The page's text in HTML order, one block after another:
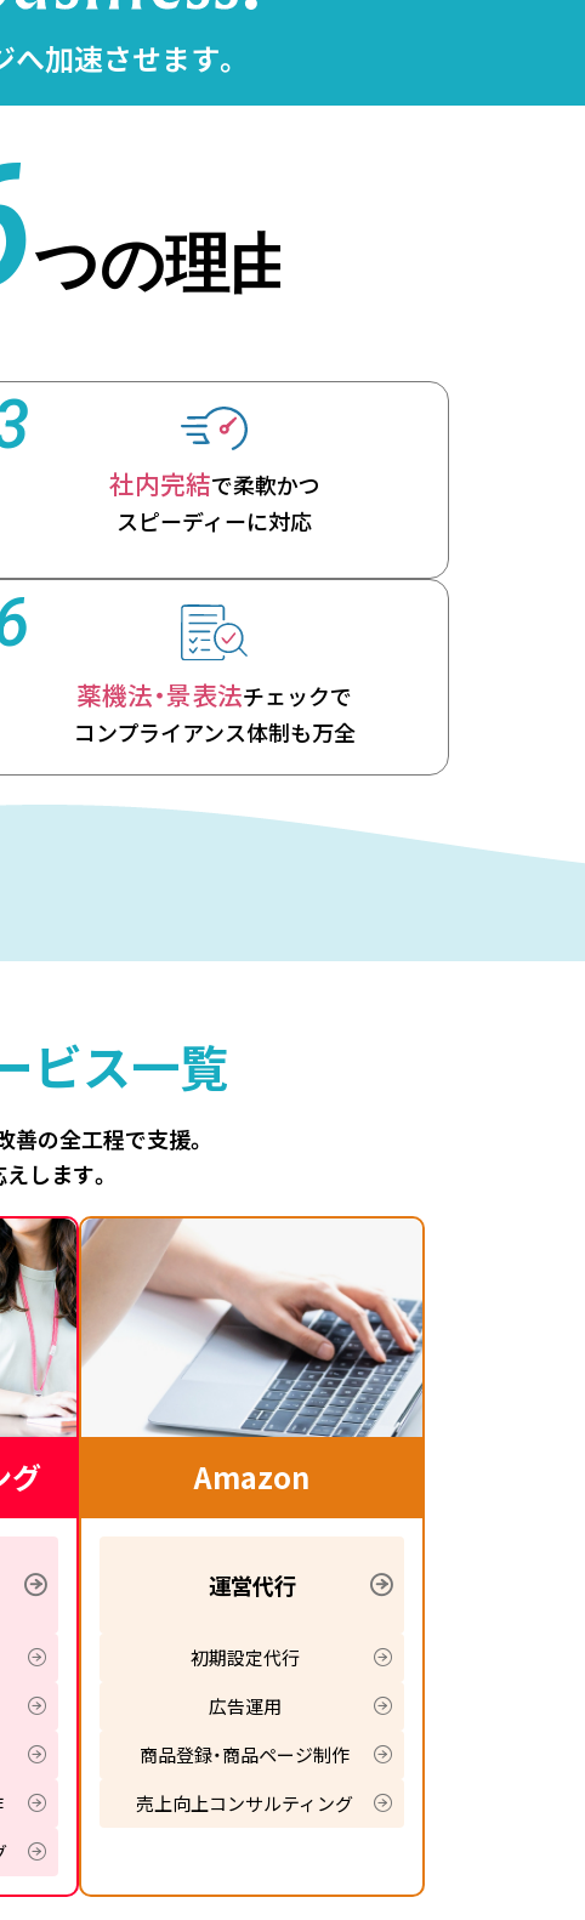
加速させます。
社内完結で柔軟かつ
スピーディーに対応
薬機法・景表法チェックで
コンプライアンス体制も万全
ビス一覧
善の全工程で支援。
します。
グ Amazon
運営代行
初期設定代行
広告運用
商品登録・商品ページ制作
売上向上コンサルティング